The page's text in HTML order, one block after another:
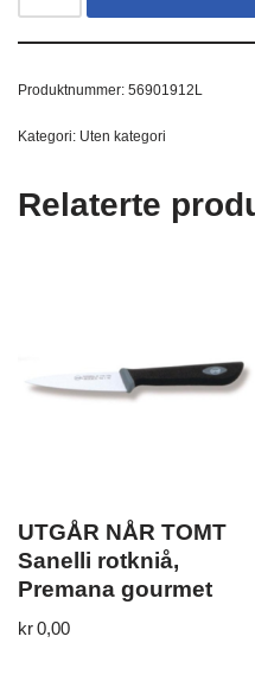
Produktnummer: 56901912L
Kategori: Uten kategori
Relaterte
UTGÅR NÅR TOMT
Sanelli rotkniå,
Premana gourmet
kr0,00